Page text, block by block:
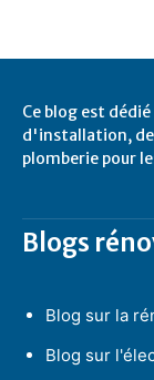
Ce blog est
d'installation, de
plomberie pour
Blogs
Blog sur la
Blog sur